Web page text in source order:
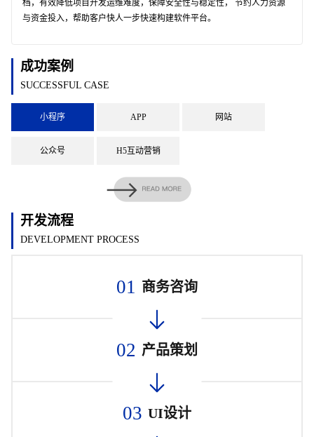
档，有效降低项目开发运维难度，保障安全性与稳定性， 节约人力资源
与资金投入，帮助客户快人一步快速构建软件平台。
成功案例
SUCCESSFUL CASE
小程序 APP 网站
公众号 H5互动营销
开发流程
DEVELOPMENT PROCESS
01 商务咨询
02 产品策划
03 UI设计